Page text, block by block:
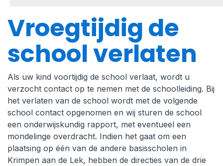
Onze school
Praktische informatie
Medezeggenschap
Vacatures
Ik zoek een school
Vroegtijdig de
school verlaten
Als uw kind voortijdig de school verlaat, wordt u
verzocht contact op te nemen met de schoolleiding. Bij
het verlaten van de school wordt met de volgende
school contact opgenomen en wij sturen de school
een onderwijskundig rapport, met eventueel een
mondelinge overdracht. Indien het gaat om een
plaatsing op één van de andere basisscholen in
Krimpen aan de Lek, hebben de directies van de drie